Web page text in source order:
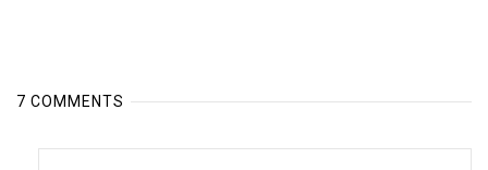
7 COMMENTS